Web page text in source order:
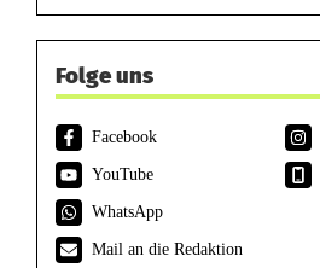
Folge uns
Facebook
YouTube
WhatsApp
Mail an die Redaktion